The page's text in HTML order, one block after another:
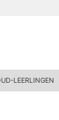
LEERLINGEN